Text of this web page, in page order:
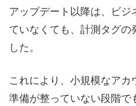
アップデート以降は、ビ
ていなくても、計測タグの
した。
これにより、小規模なア
準備が整っていない段階